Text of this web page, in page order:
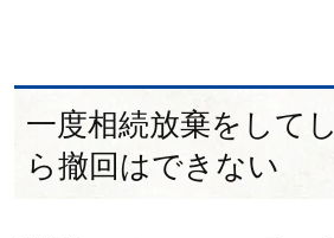
一度相続放棄をして
ら撤回はできない